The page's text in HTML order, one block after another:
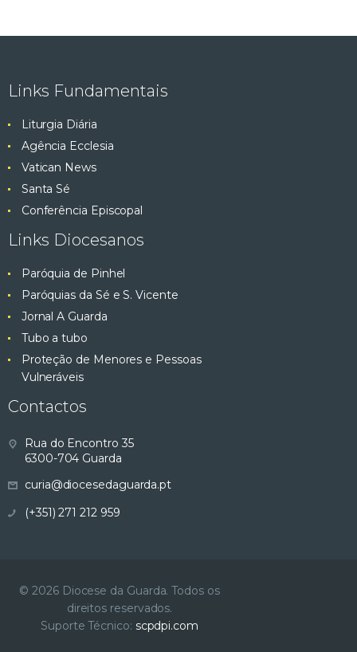
Links Fundamentais
Liturgia Diária
Agência Ecclesia
Vatican News
Santa Sé
Conferência Episcopal
Links Diocesanos
Paróquia de Pinhel
Paróquias da Sé e S. Vicente
Jornal A Guarda
Tubo a tubo
Proteção de Menores e Pessoas
Vulneráveis
Contactos
Rua do Encontro 35
6300-704 Guarda
curia@diocesedaguarda.pt
(+351) 271 212 959
© 2026 Diocese da Guarda. Todos os
direitos reservados.
Suporte Técnico: scpdpi.com